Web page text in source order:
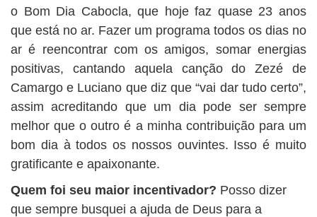
o Bom Dia Cabocla, que hoje faz quase 23 anos
que está no ar. Fazer um programa todos os dias no
ar é reencontrar com os amigos, somar energias
positivas, cantando aquela canção do Zezé de
Camargo e Luciano que diz que “vai dar tudo certo”,
assim acreditando que um dia pode ser sempre
melhor que o outro é a minha contribuição para um
bom dia à todos os nossos ouvintes. Isso é muito
gratificante e apaixonante.
Quem foi seu maior incentivador? Posso dizer
que sempre busquei a ajuda de Deus para a